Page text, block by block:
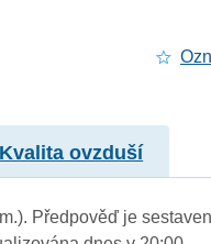
Kvalita ovzduší
Předpověď je